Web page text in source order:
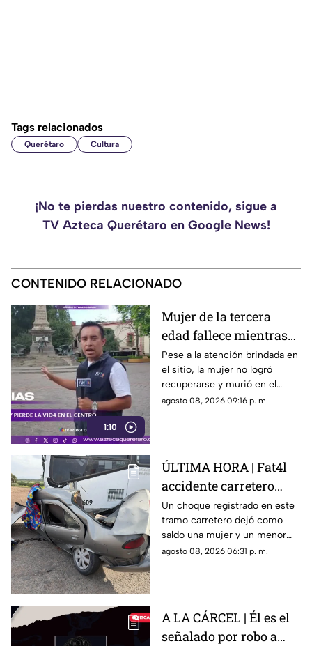
Tags relacionados
Querétaro Cultura
¡No te pierdas nuestro contenido, sigue a
TV Azteca Querétaro en Google News!
CONTENIDO RELACIONADO
1:10
Mujer de la tercera
edad fallece mientras
caminaba por el Centro
de Querétaro
Pese a la atención brindada en
el sitio, la mujer no logró
recuperarse y murió en el
lugar.
agosto 08, 2026 09:16 p. m.
ÚLTIMA HORA | Fat4l
accidente carretero
deja una mujer y un
niño mu3rtos en San
Juan del Río
Un choque registrado en este
tramo carretero dejó como
saldo una mujer y un menor
sin vida, además de una
agosto 08, 2026 06:31 p. m.
A LA CÁRCEL | Él es el
señalado por robo a